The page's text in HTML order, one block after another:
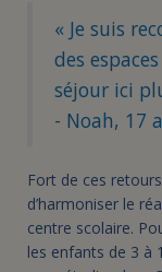
« Je suis
des
séjour ici
- Noah, 17
Fort de ces
d’harmoniser le
centre scolaire.
les enfants de 3 à